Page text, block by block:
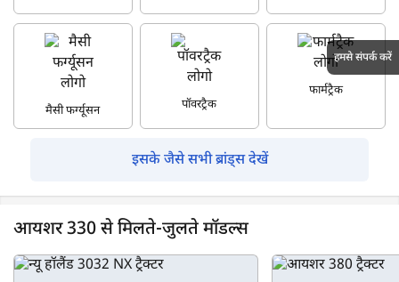
मैसी फर्ग्यूसन पॉवरट्रैक
फार्मट्रैक
इसके जैसे सभी ब्रांड्स देखें
आयशर 330 से मिलते-जुलते मॉडल्स
हमसे संपर्क करें